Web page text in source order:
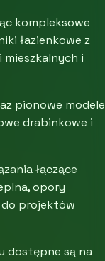
kompleksowe
łazienkowe z
mieszkalnych i
pionowe modele
drabinkowe i
łączące
opory
do projektów
dostępne są na